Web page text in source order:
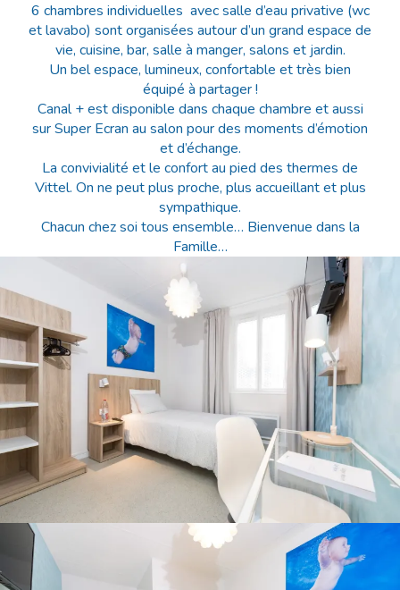
6 chambres individuelles avec salle d’eau privative (wc
et lavabo) sont organisées autour d’un grand espace de
vie, cuisine, bar, salle à manger, salons et jardin.
Un bel espace, lumineux, confortable et très bien
équipé à partager !
Canal + est disponible dans chaque chambre et aussi
sur Super Ecran au salon pour des moments d’émotion
et d’échange.
La convivialité et le confort au pied des thermes de
Vittel. On ne peut plus proche, plus accueillant et plus
sympathique.
Chacun chez soi tous ensemble… Bienvenue dans la
Famille…